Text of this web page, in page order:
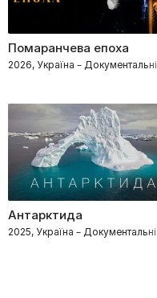
Помаранчева епоха
2026, Україна – Документальні
Антарктида
2025, Україна – Документальні